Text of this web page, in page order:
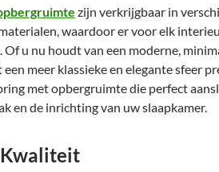
zijn verkrijgbaar in
waardoor er voor elk
Of u nu houdt van een moderne,
meer klassieke en elegante sfeer
met opbergruimte die perfect
en de inrichting van uw slaapkamer.